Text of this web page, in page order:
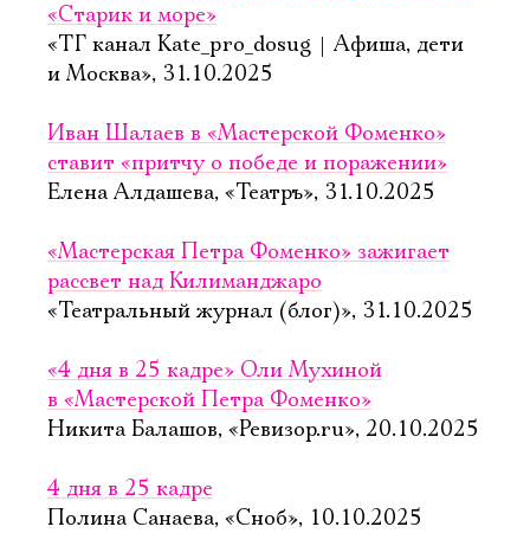
«Старик и море»
«ТГ канал Kate_pro_dosug | Афиша, дети
и Москва», 31.10.2025
Иван Шалаев в «Мастерской Фоменко»
ставит «притчу о победе и поражении»
Елена Алдашева, «Театръ», 31.10.2025
«Мастерская Петра Фоменко» зажигает
рассвет над Килиманджаро
«Театральный журнал (блог)», 31.10.2025
«4 дня в 25 кадре» Оли Мухиной
в «Мастерской Петра Фоменко»
Никита Балашов, «Ревизор.ru», 20.10.2025
4 дня в 25 кадре
Полина Санаева, «Сноб», 10.10.2025